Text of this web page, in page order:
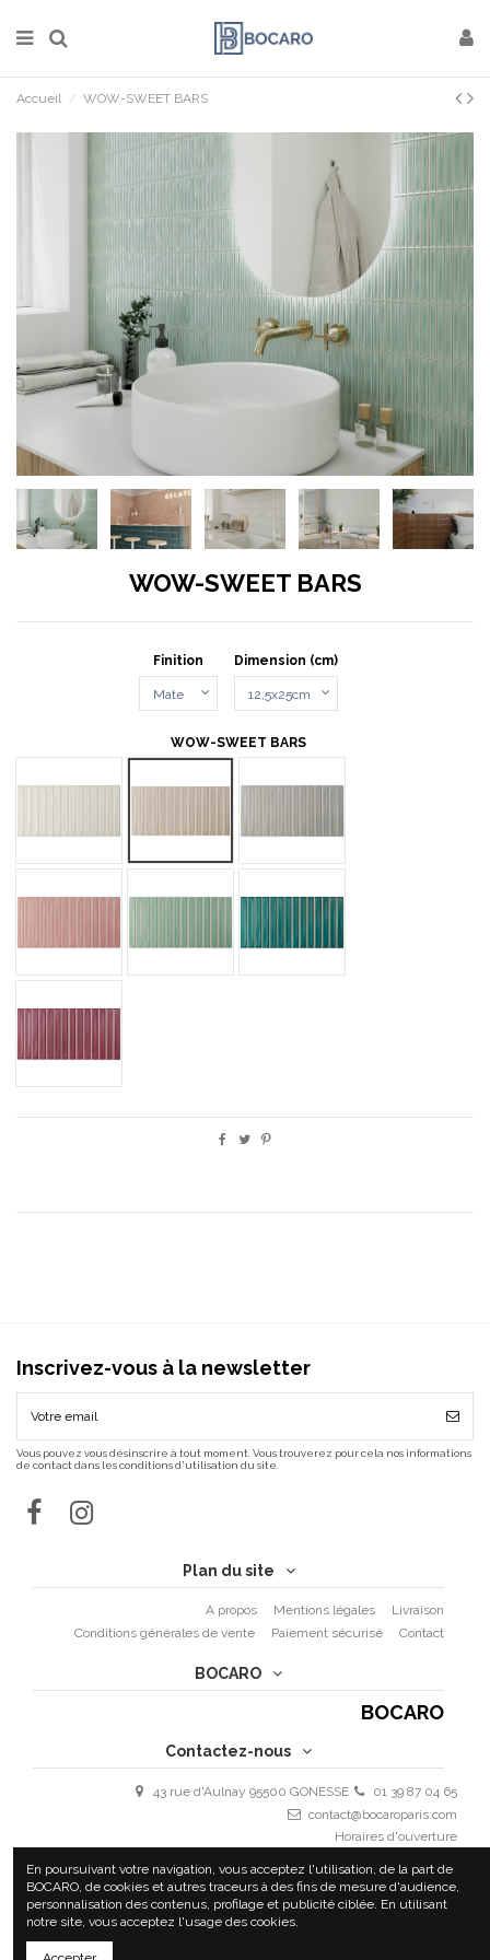
Accueil WOW-SWEET BARS
WOW-SWEET BARS
Finition Dimension (cm)
WOW-SWEET BARS
Inscrivez-vous à la newsletter
Vous pouvez vous désinscrire à tout moment. Vous trouverez pour cela nos informations
de contact dans les conditions d'utilisation du site.
Plan du site
A propos Mentions légales
Livraison
Conditions générales de vente
Paiement sécurisé Contact
BOCARO
BOCARO
Contactez-nous
43 rue d'Aulnay 95500 GONESSE
01 39 87 04 65
contact@bocaroparis.com
Horaires d'ouverture
Samedi 10h - 18h
En poursuivant votre navigation, vous acceptez l'utilisation, de la part de
BOCARO, de cookies et autres traceurs à des fins de mesure d'audience,
personnalisation des contenus, profilage et publicité ciblée. En utilisant
notre site, vous acceptez l'usage des cookies.